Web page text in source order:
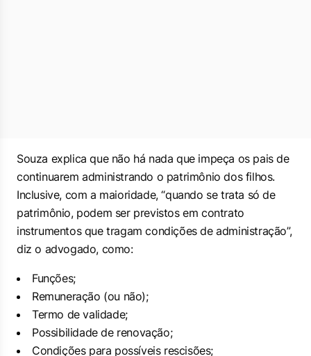
Souza explica que não há nada que impeça os pais de
continuarem administrando o patrimônio dos filhos.
Inclusive, com a maioridade, “quando se trata só de
patrimônio, podem ser previstos em contrato
instrumentos que tragam condições de administração”,
diz o advogado, como:
Funções;
Remuneração (ou não);
Termo de validade;
Possibilidade de renovação;
Condições para possíveis rescisões;